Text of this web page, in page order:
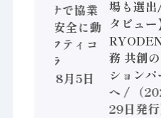
ョンセンサで協業
/ IDEC、安全に動
かすセーフティコ
ントローラ
（2026年8月5日
場も選
タビュー
務 共創
ション
へ / （
29日発行